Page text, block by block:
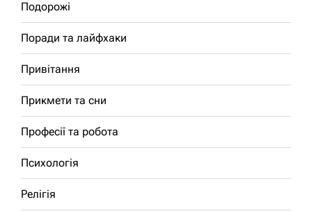
Подорожі
Поради та лайфхаки
Привітання
Прикмети та сни
Професії та робота
Психологія
Релігія